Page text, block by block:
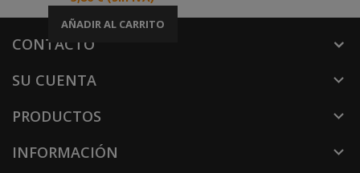
AÑADIR AL CARRITO
CONTACTO
SU CUENTA

PRODUCTOS 
INFORMACIÓN 